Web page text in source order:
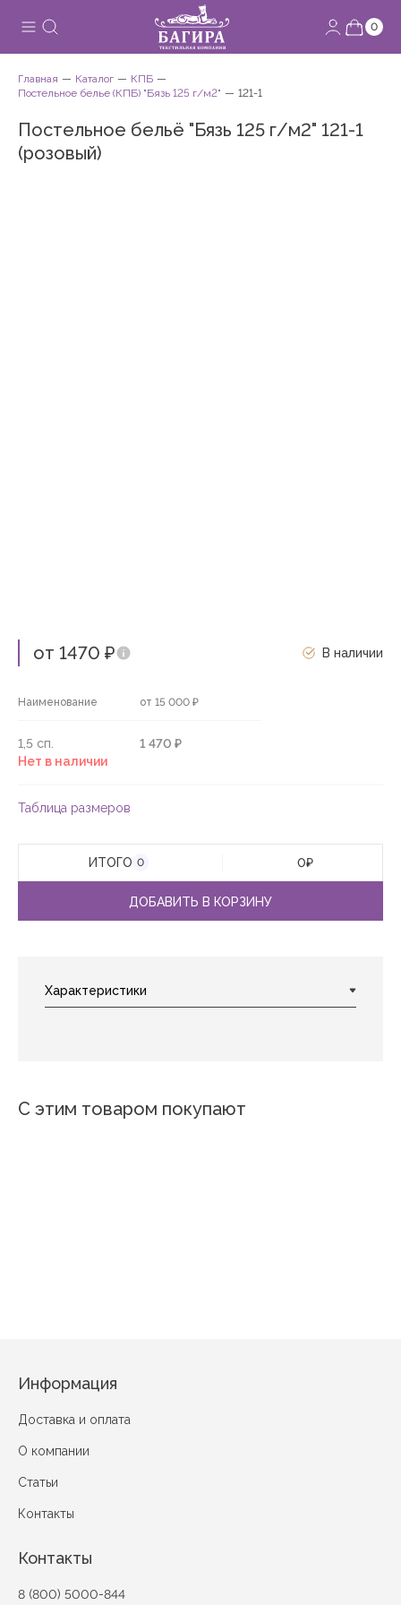
0
Главная Каталог
КПБ
Постельное белье (КПБ) "Бязь 125 г/м2"
121-1
Постельное бельё "Бязь 125 г/м2" 121-1
(розовый)
от 1470 ₽ В наличии
Наименование от 15 000 ₽
1,5 сп.
1 470 ₽
Нет в наличии
Таблица размеров
ИТОГО 0 0₽
ДОБАВИТЬ В КОРЗИНУ
С этим товаром покупают
Информация
Доставка и оплата
О компании
Статьи
Контакты
Контакты
8 (800) 5000-844